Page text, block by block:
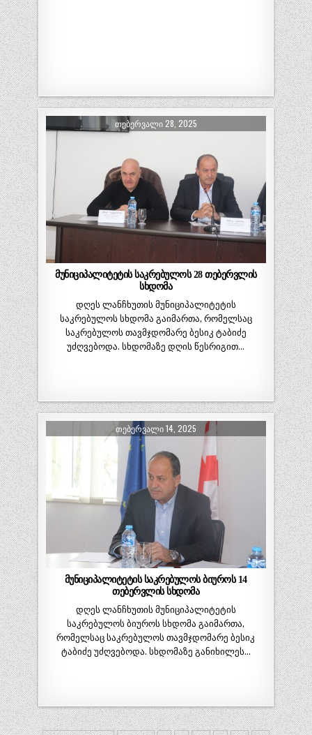
ᲗᲔᲑᲔᲠᲕᲐᲚᲘ 28, 2025
მუნიციპალიტეტის საკრებულოს 28 თებერვლის
სხდომა
დღეს ლანჩხუთის მუნიციპალიტეტის
საკრებულოს სხდომა გაიმართა, რომელსაც
საკრებულოს თავმჯდომარე ბესიკ ტაბიძე
უძღვებოდა. სხდომაზე დღის წესრიგით…
ᲗᲔᲑᲔᲠᲕᲐᲚᲘ 14, 2025
მუნიციპალიტეტის საკრებულოს ბიუროს 14
თებერვლის სხდომა
დღეს ლანჩხუთის მუნიციპალიტეტის
საკრებულოს ბიუროს სხდომა გაიმართა,
რომელსაც საკრებულოს თავმჯდომარე ბესიკ
ტაბიძე უძღვებოდა. სხდომაზე განიხილეს…